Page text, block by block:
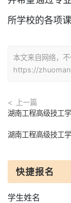
所学校的各项课
本文来自网络，
https://
上一篇
湖南工程高级技工
湖南工程高级技工
快捷报名
学生姓名